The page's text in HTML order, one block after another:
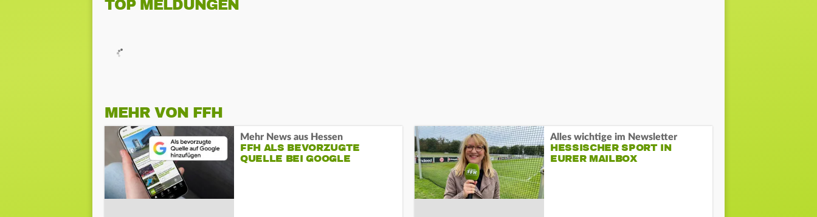
TOP MELDUNGEN
MEHR VON FFH
Mehr News aus Hessen
FFH ALS BEVORZUGTE
QUELLE BEI GOOGLE
Alles wichtige im Newsletter
HESSISCHER SPORT IN
EURER MAILBOX